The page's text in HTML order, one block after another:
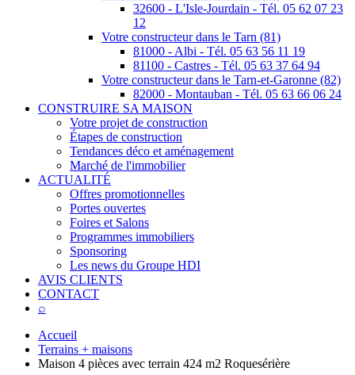
32600 - L'Isle-Jourdain - Tél. 05 62 07 23
12
Votre constructeur dans le Tarn (81)
81000 - Albi - Tél. 05 63 56 11 19
81100 - Castres - Tél. 05 63 37 64 94
Votre constructeur dans le Tarn-et-Garonne (82)
82000 - Montauban - Tél. 05 63 66 06 24
CONSTRUIRE SA MAISON
Votre projet de construction
Étapes de construction
Tendances déco et aménagement
Marché de l'immobilier
ACTUALITÉ
Offres promotionnelles
Portes ouvertes
Foires et Salons
Programmes immobiliers
Sponsoring
Les news du Groupe HDI
AVIS CLIENTS
CONTACT
⌕
Accueil
Terrains + maisons
Maison 4 pièces avec terrain 424 m2 Roquesérière